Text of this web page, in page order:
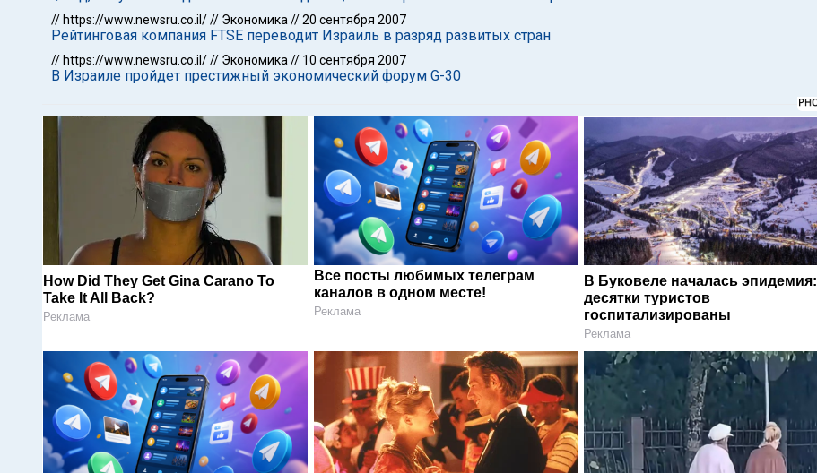
// https://www.newsru.co.il/// Экономика //20 сентября 2007
Рейтинговая компания FTSE переводит Израиль в разряд развитых стран
// https://www.newsru.co.il/// Экономика // 10 сентября 2007
В Израиле пройдет престижный экономический форум G-30
How Did They Get Gina Carano To
Take It All Back?
Реклама
Все посты любимых телеграм
каналов в одном месте!
Реклама
В Буковеле началась эпидемия:
десятки туристов
госпитализированы
Реклама